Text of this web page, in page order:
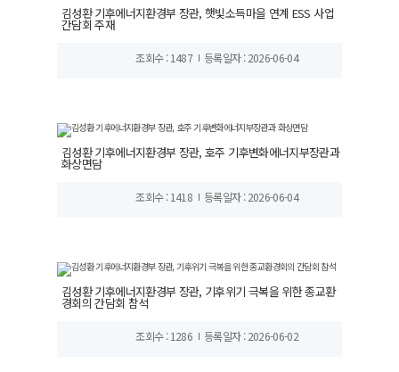
김성환 기후에너지환경부 장관, 햇빛소득마을 연계 ESS 사업
간담회 주재
조회수 : 1487 등록일자 : 2026-06-04
김성환 기후에너지환경부 장관, 호주 기후변화에너지부장관과
화상면담
조회수 : 1418 등록일자 : 2026-06-04
김성환 기후에너지환경부 장관, 기후위기 극복을 위한 종교환
경회의 간담회 참석
조회수 : 1286 등록일자 : 2026-06-02